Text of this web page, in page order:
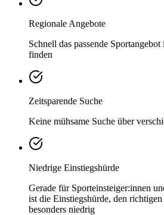
Regionale Angebote
Schnell das passende
finden
Zeitsparende Suche
Keine mühsame Suche über
Niedrige Einstiegshürde
Gerade für Sporteinsteiger:innen
ist die Einstiegshürde, den
besonders niedrig